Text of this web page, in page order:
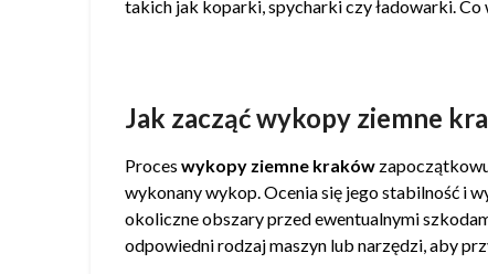
takich jak koparki, spycharki czy ładowarki. Co
Jak zacząć wykopy ziemne
Proceswykopy ziemne kraków
wykonany wykop. Ocenia się jego stabilność i
okoliczne obszary przed ewentualnymi
odpowiedni rodzaj maszyn lub narzędzi, aby